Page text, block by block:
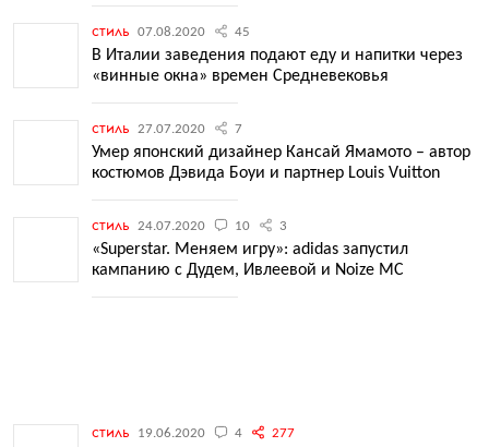
стиль 07.08.2020 45
В Италии заведения подают еду и напитки через
«винные окна» времен Средневековья
стиль 27.07.2020 7
Умер японский дизайнер Кансай Ямамото – автор
костюмов Дэвида Боуи и партнер Louis Vuitton
стиль 24.07.2020 10 3
«Superstar. Меняем игру»: adidas запустил
кампанию с Дудем, Ивлеевой и Noize MC
стиль 19.06.2020 4 277